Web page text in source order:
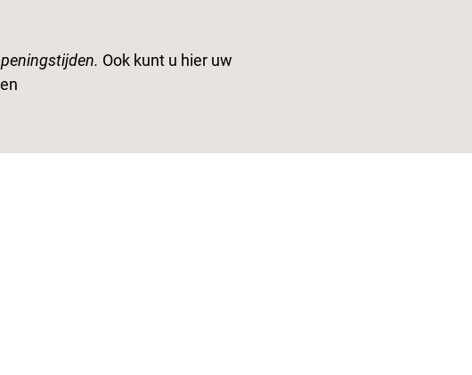
Ook kunt u hier uw